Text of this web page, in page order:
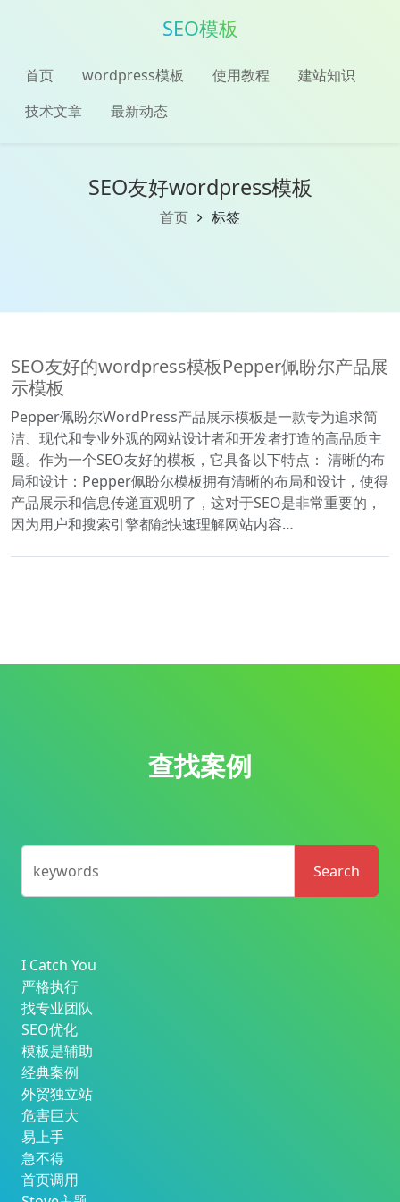
SEO模板
首页 wordpress模板 使用教程
建站知识
技术文章
最新动态
SEO友好wordpress模板
首页 标签
SEO友好的wordpress模板Pepper佩盼尔产品展
示模板
Pepper佩盼尔WordPress产品展示模板是一款专为追求简
洁、现代和专业外观的网站设计者和开发者打造的高品质主
题。作为一个SEO友好的模板，它具备以下特点： 清晰的布
局和设计：Pepper佩盼尔模板拥有清晰的布局和设计，使得
产品展示和信息传递直观明了，这对于SEO是非常重要的，
因为用户和搜索引擎都能快速理解网站内容…
查找案例
keywords Search
I Catch You
严格执行
找专业团队
SEO优化
模板是辅助
经典案例
外贸独立站
危害巨大
易上手
急不得
首页调用